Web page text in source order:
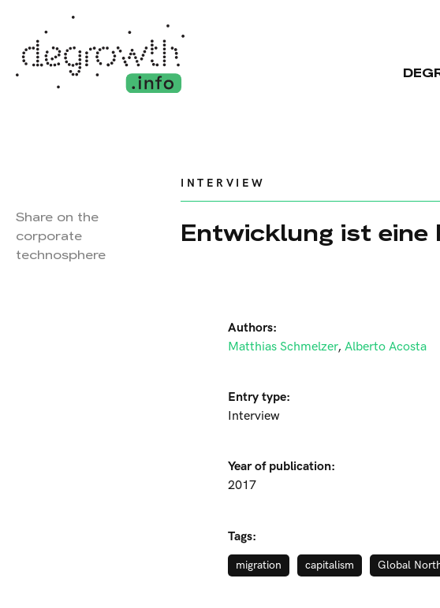
INTERVIEW
Entwicklung ist eine
Authors:
Matthias Schmelzer, Alberto Acosta
Entry type:
Interview
Year of publication:
2017
Tags:
migration capitalism Global
Share on the
corporate
technosphere